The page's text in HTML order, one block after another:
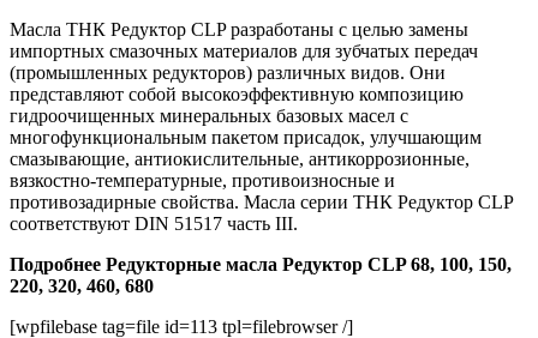
Масла ТНК Редуктор CLP разработаны с целью замены
импортных смазочных материалов для зубчатых передач
(промышленных редукторов) различных видов. Они
представляют собой высокоэффективную композицию
гидроочищенных минеральных базовых масел с
многофункциональным пакетом присадок, улучшающим
смазывающие, антиокислительные, антикоррозионные,
вязкостно-температурные, противоизносные и
противозадирные свойства. Масла серии ТНК Редуктор CLP
соответствуют DIN 51517 часть III.
Подробнее Редукторные масла Редуктор CLP 68, 100, 150,
220, 320, 460, 680
[wpfilebase tag=file id=113 tpl=filebrowser /]